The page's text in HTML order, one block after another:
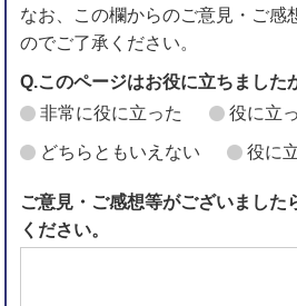
なお、この欄からのご意見・ご感
のでご了承ください。
Q.このページはお役に立ちました
非常に役に立った
役に立
どちらともいえない 役に
ご意見・ご感想等がございました
ください。